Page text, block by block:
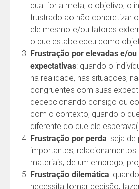
qual for a meta, o objetivo, o
frustrado ao não concretizar
ele mesmo e/ou fatores
o que estabeleceu como
Frustração por elevadas e/
expectativas: quando o
na realidade, nas situações,
congruentes com suas
decepcionando consigo ou
com o contexto, quando o
diferente do que ele
Frustração por perda: seja
importantes,
materiais, de um emprego,
Frustração dilemática:
necessita tomar decisão,